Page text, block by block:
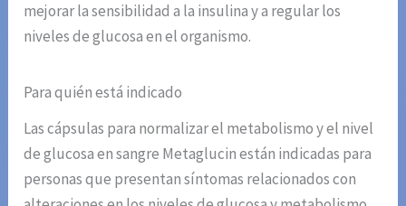
mejorar la sensibilidad a la insulina y a regular los
niveles de glucosa en el organismo.
Para quién está indicado
Las cápsulas para normalizar el metabolismo y el nivel
de glucosa en sangre Metaglucin están indicadas para
personas que presentan síntomas relacionados con